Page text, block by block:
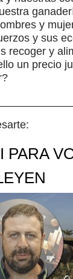
y
y sus
recoger y
un precio
PARA